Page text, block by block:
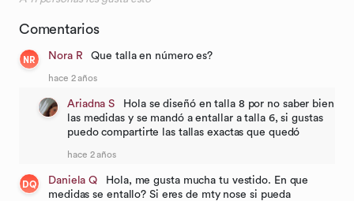
Comentarios
NR Nora R Que talla en número es?
hace 2 años
Ariadna S
Hola se diseñó en talla 8 por no saber bien
las medidas y se mandó a entallar a talla 6, si gustas
puedo compartirte las tallas exactas que quedó
hace 2 años
DQ Daniela Q
Hola, me gusta mucha tu vestido. En que
medidas se entallo? Si eres de mty nose si pueda